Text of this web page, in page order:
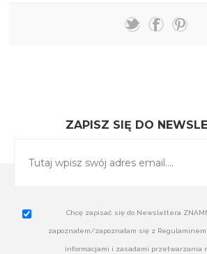
ZAPISZ SIĘ DO
Chcę zapisać się do Newslettera
zapoznałem/zapoznałam się z
informacjami i zasadami przetwarzania